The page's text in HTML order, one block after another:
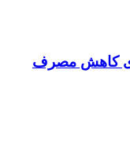
کاهش مصرف